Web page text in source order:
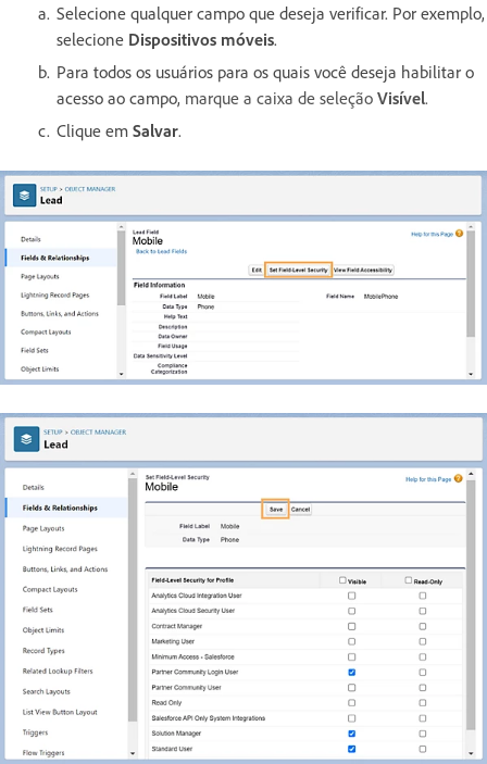
Selecione qualquer campo que deseja verificar. Por exemplo,
selecione Dispositivos móveis.
Para todos os usuários para os quais você deseja habilitar o
acesso ao campo, marque a caixa de seleção Visível.
Clique em Salvar.